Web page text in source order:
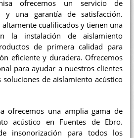
ofrecemos un servicio de
y una garantía de satisfacción.
cualificados y tienen una
la instalación de aislamiento
de primera calidad para
eficiente y duradera. Ofrecemos
para ayudar a nuestros clientes
de aislamiento acústico
ofrecemos una amplia gama de
acústico en Fuentes de Ebro.
insonorización para todos los